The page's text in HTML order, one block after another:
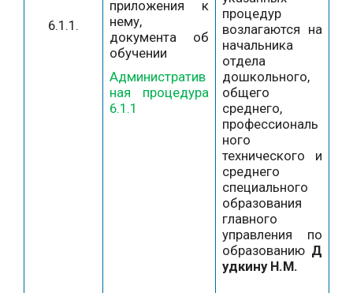
6.1.1.
приложения к
нему,
документа об
обучении
Административ
ная процедура
6.1.1
процедур
возлагаются на
начальника
отдела
дошкольного,
общего
среднего,
профессиональ
ного
технического и
среднего
специального
образования
главного
управления по
образованию Д
удкину Н.М.